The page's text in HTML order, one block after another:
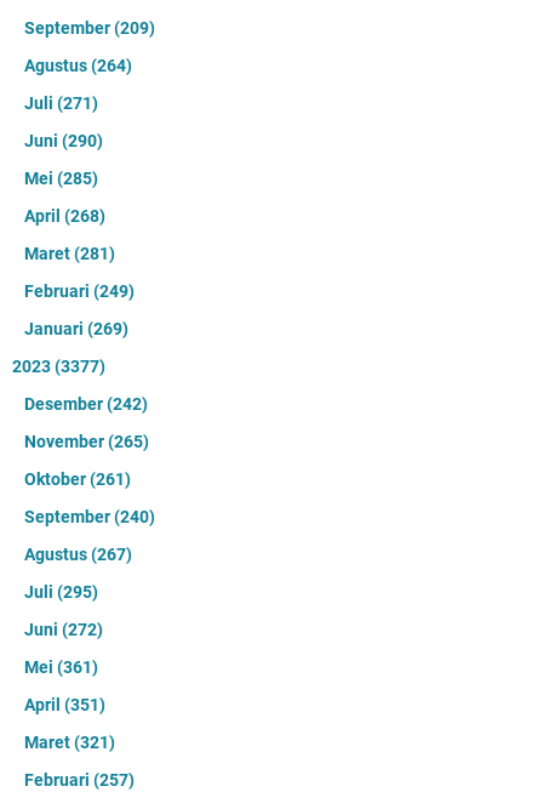
September(209)
Agustus(264)
Juli (271)
Juni (290)
Mei (285)
April (268)
Maret(281)
Februari (249)
Januari (269)
2023(3377)
Desember(242)
November(265)
Oktober(261)
September(240)
Agustus(267)
Juli (295)
Juni (272)
Mei (361)
April (351)
Maret(321)
Februari (257)